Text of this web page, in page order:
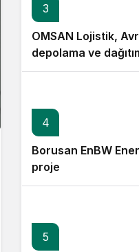
3
OMSAN Lojistik,
depolama ve
başladı
4
Borusan EnBW
proje
5